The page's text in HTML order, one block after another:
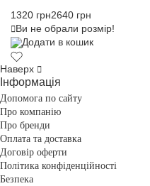
1320 грн2640 грн
Ви не обрали розмір!
Додати в кошик
Наверх
Інформація
Допомога по сайту
Про компанію
Про бренди
Оплата та доставка
Договір оферти
Політика конфіденційності
Безпека